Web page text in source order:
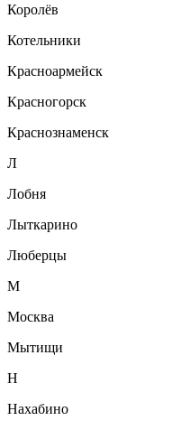
Королёв
Котельники
Красноармейск
Красногорск
Краснознаменск
Л
Лобня
Лыткарино
Люберцы
М
Москва
Мытищи
Н
Нахабино